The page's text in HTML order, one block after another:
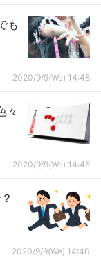
も
2020/9/9(We) 14:48
々
2020/9/9(We) 14:45
2020/9/9(We) 14:40